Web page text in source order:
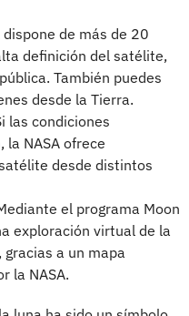
dispone de más de 20
definición del satélite,
También puedes
desde la Tierra.
las condiciones
NASA ofrece
desde distintos
el programa Moon
exploración virtual de la
a un mapa
la NASA.